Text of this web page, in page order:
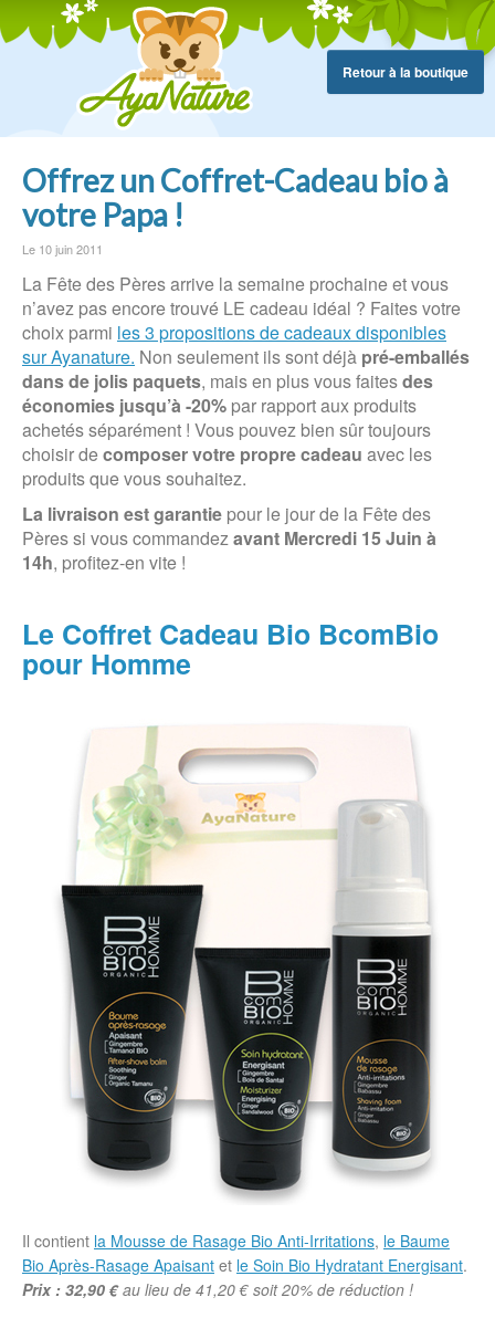
Retour à la boutique
Offrez un Coffret-Cadeau bio à
votre Papa !
Le 10 juin 2011
La Fête des Pères arrive la semaine prochaine et vous
n’avez pas encore trouvé LE cadeau idéal ? Faites votre
choix parmi les 3 propositions de cadeaux disponibles
sur Ayanature. Non seulement ils sont déjà pré-emballés
dans de jolis paquets, mais en plus vous faitesdes
économies jusqu’à -20% par rapport aux produits
achetés séparément ! Vous pouvez bien sûr toujours
choisir decomposer votre propre cadeau avec les
produits que vous souhaitez.
La livraison est garantie pour le jour de la Fête des
Pères si vous commandezavant Mercredi 15 Juin à
14h, profitez-en vite !
Le Coffret Cadeau Bio BcomBio
pour Homme
Il contient la Mousse de Rasage Bio Anti-Irritations, le Baume
Bio Après-Rasage Apaisant et le Soin Bio Hydratant Energisant.
Prix : 32,90 €au lieu de 41,20 € soit 20% de réduction !